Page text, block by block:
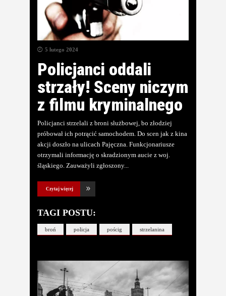
5 lutego 2024
Policjanci oddali
strzały! Sceny niczym
z filmu kryminalnego
Policjanci strzelali z broni służbowej, bo złodziej
próbował ich potrącić samochodem. Do scen jak z kina
akcji doszło na ulicach Pajęczna. Funkcjonariusze
otrzymali informację o skradzionym aucie z woj.
śląskiego. Zauważyli zgłoszony
Czytaj więcej
TAGI POSTU:
broń policja pościg strzelanina